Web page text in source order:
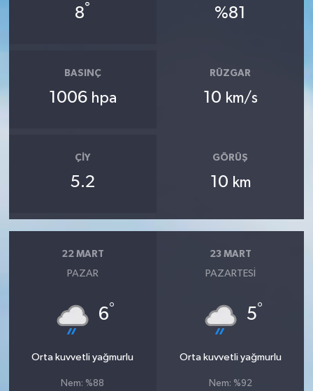
8° %81
BASINÇ
1006 hpa
RÜZGAR
10 km/s
ÇIY
5.2
GÖRÜŞ
10 km
22 MART
PAZAR
6°
Orta kuvvetli yağmurlu
Nem: %88
23 MART
PAZARTESI
5°
Orta kuvvetli yağmurlu
Nem: %92